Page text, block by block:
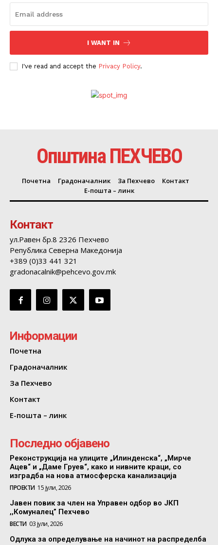
I WANT IN
I've read and accept the Privacy Policy.
Општина ПЕХЧЕВО
Почетна Градоначалник За Пехчево
Контакт
Е-пошта – линк
Контакт
ул.Равен бр.8 2326 Пехчево
Република Северна Македонија
+389 (0)33 441 321
gradonacalnik@pehcevo.gov.mk
Информации
Почетна
Градоначалник
За Пехчево
Контакт
Е-пошта – линк
Последно објавено
Реконструкција на улиците „Илинденска“, „Мирче
Ацев“ и „Даме Груев“, како и нивните краци, со
изградба на нова атмосферска канализација
ПРОЕКТИ 15 јули, 2026
Јавен повик за член на Управен одбор во ЈКП
,,Комуналец” Пехчево
ВЕСТИ 03 јули, 2026
Одлука за определување на начинот на распределба